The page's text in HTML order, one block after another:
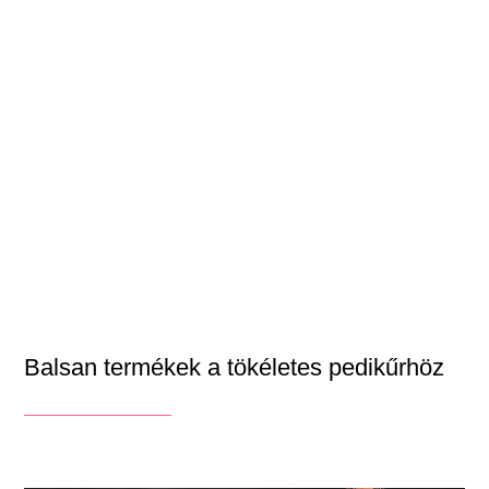
Balsan termékek a tökéletes pedikűrhöz